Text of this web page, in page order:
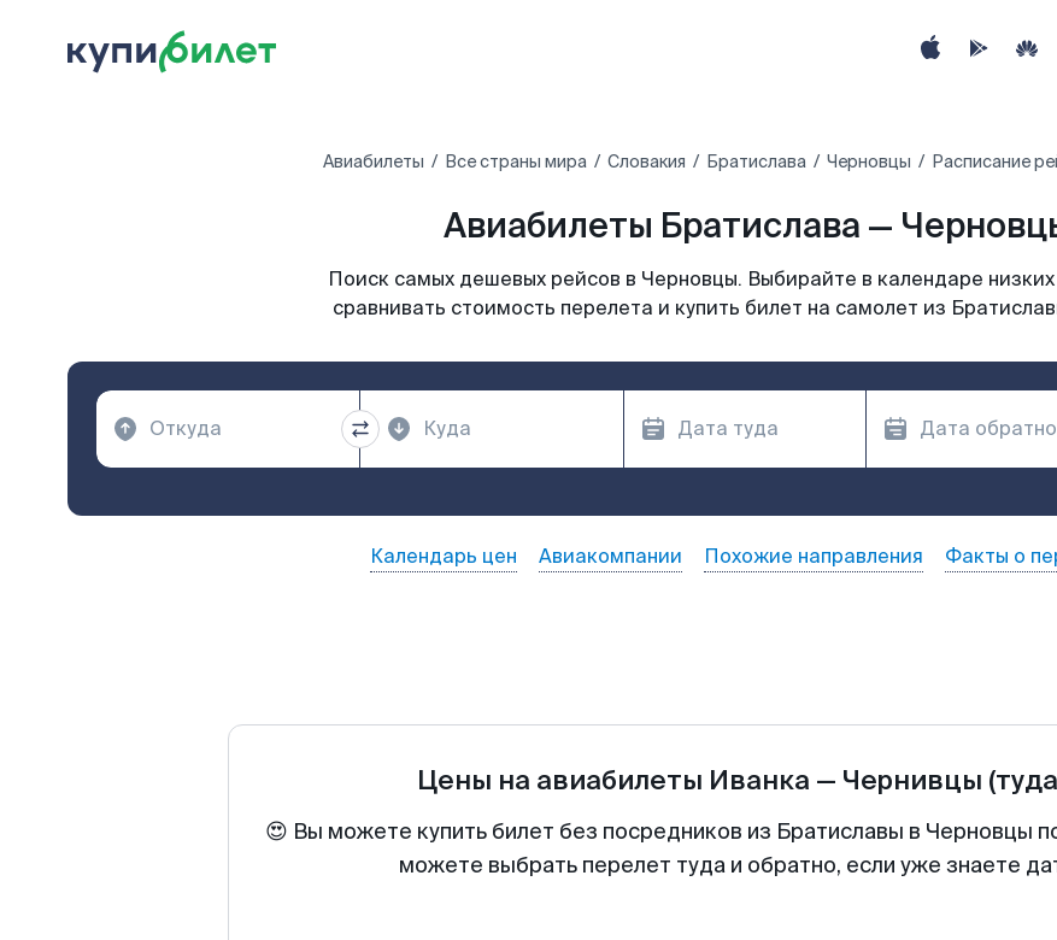
Авиабилеты Все страны мира Словакия Братислава Черновцы Расписание
Авиабилеты Братислава —
Поиск самых дешевых рейсов в Черновцы. Выбирайте в календаре
сравнивать стоимость перелета и купить билет на самолет из
Календарь цен Авиакомпании Похожие направления Факты о
Цены на авиабилеты Иванка — Чернивцы
😍 Вы можете купить билет без посредников из Братиславы в Черновцы
можете выбрать перелет туда и обратно, если уже знаете